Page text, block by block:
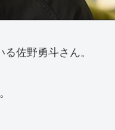
佐野勇斗さん。